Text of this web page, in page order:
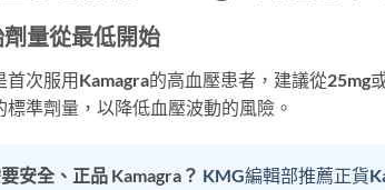
劑量從最低開始
首次服用Kamagra的高血壓患者，建議從25mg
標準劑量，以降低血壓波動的風險。
安全、正品 Kamagra？ KMG編輯部推薦正貨